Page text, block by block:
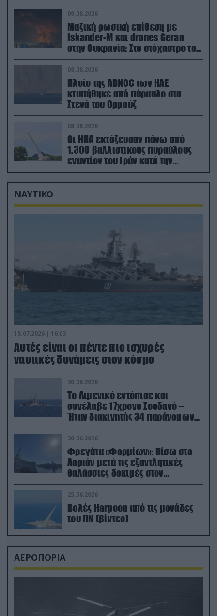
του ΝΑΤΟ
09.08.2026
Μαζική ρωσική επίθεση με
Iskander-M και drones Geran
στην Ουκρανία: Στο στόχαστρο το
εργοστάσιο των Flamingo
08.08.2026
Πλοίο της ADNOC των ΗΑΕ
κτυπήθηκε από πύραυλο στα
Στενά του Ορμούζ
08.08.2026
Οι ΗΠΑ εκτόξευσαν πάνω από
1.300 βαλλιστικούς πυραύλους
εναντίον του Ιράν κατά την
διάρκεια του πολέμου
ΝΑΥΤΙΚΟ
15.07.2026 | 16:03
Aυτές είναι οι πέντε πιο ισχυρές
ναυτικές δυνάμεις στον κόσμο
30.06.2026
Το Λιμενικό εντόπισε και
συνέλαβε 17χρονο Σουδανό –
Ήταν διακινητής 34 παράνομων
μεταναστών
30.06.2026
Φρεγάτα «Φορμίων»: Πίσω στο
Λοριάν μετά τις εξαντλητικές
θαλάσσιες δοκιμές στον
απαιτητικό Βισκαϊκό
25.06.2026
Βολές Harpoon από τις μονάδες
του ΠΝ (βίντεο)
ΑΕΡΟΠΟΡΙΑ